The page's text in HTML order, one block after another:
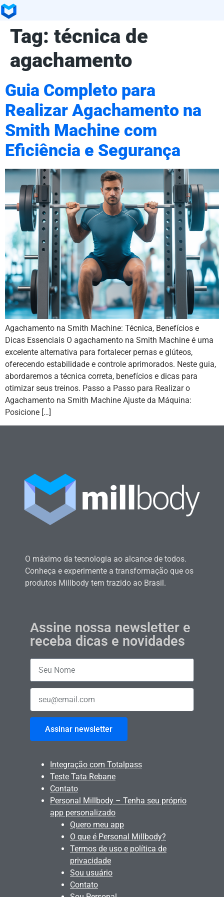
Tag: técnica de
agachamento
Guia Completo para
Realizar Agachamento na
Smith Machine com
Eficiência e Segurança
Agachamento na Smith Machine: Técnica, Benefícios e
Dicas Essenciais O agachamento na Smith Machine é uma
excelente alternativa para fortalecer pernas e glúteos,
oferecendo estabilidade e controle aprimorados. Neste guia,
abordaremos a técnica correta, benefícios e dicas para
otimizar seus treinos. Passo a Passo para Realizar o
Agachamento na Smith Machine Ajuste da Máquina:
Posicione […]
O máximo da tecnologia ao alcance de todos.
Conheça e experimente a transformação que os
produtos Millbody tem trazido ao Brasil.
Assine nossa newsletter e
receba dicas e novidades
Assinar newsletter
Integração com Totalpass
Teste Tata Rebane
Contato
Personal Millbody – Tenha seu próprio
app personalizado
Quero meu app
O que é Personal Millbody?
Termos de uso e política de
privacidade
Sou usuário
Contato